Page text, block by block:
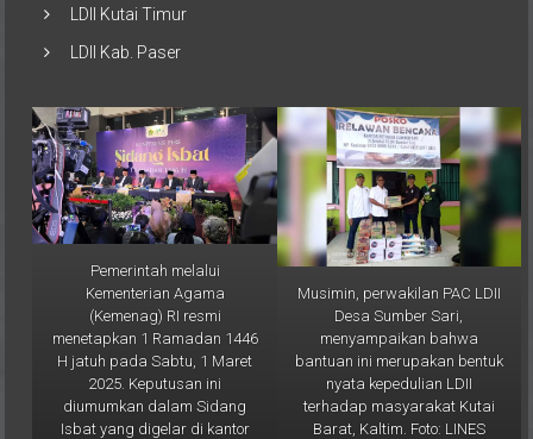
Pemerintah melalui
Kementerian Agama
(Kemenag) RI resmi
menetapkan 1 Ramadan 1446
H jatuh pada Sabtu, 1 Maret
2025. Keputusan ini
diumumkan dalam Sidang
Isbat yang digelar di kantor
Kemenag RI, Jakarta, pada
Musimin, perwakilan PAC LDII
Desa Sumber Sari,
menyampaikan bahwa
bantuan ini merupakan bentuk
nyata kepedulian LDII
terhadap masyarakat Kutai
Barat, Kaltim. Foto: LINES